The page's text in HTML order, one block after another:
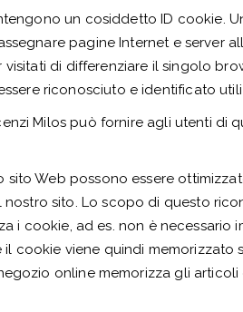
un cosiddetto ID cookie.
pagine Internet e server
di differenziare il singolo
riconosciuto e identificato
Milos può fornire agli utenti di
Web possono essere
sito. Lo scopo di questo
i cookie, ad es. non è
cookie viene quindi memorizzato
online memorizza gli